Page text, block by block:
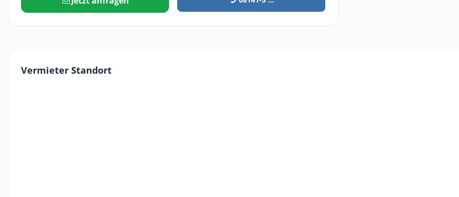
Vermieter Standort